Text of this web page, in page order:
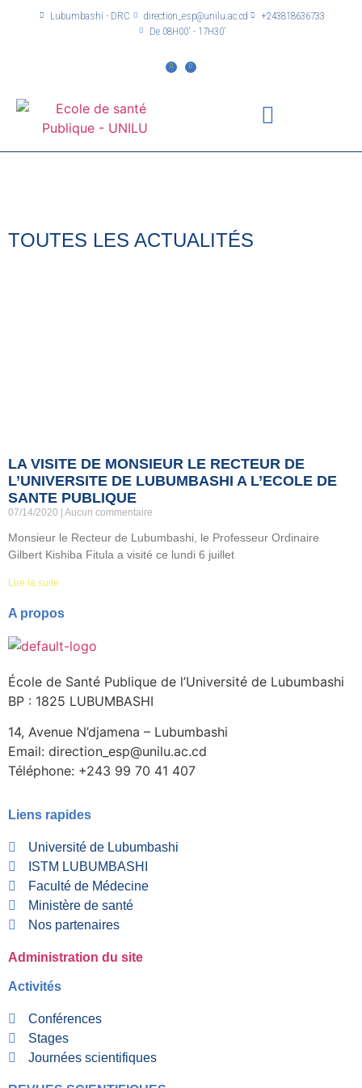
Lubumbashi - DRC direction_esp@unilu.ac.cd
+243818636733
De 08H00' - 17H30'
TOUTES LES ACTUALITÉS
LA VISITE DE MONSIEUR LE RECTEUR DE
L’UNIVERSITE DE LUBUMBASHI A L’ECOLE DE
SANTE PUBLIQUE
07/14/2020 Aucun commentaire
Monsieur le Recteur de Lubumbashi, le Professeur Ordinaire
Gilbert Kishiba Fitula a visité ce lundi 6 juillet
Lire la suite
A propos
École de Santé Publique de l’Université de Lubumbashi
BP : 1825 LUBUMBASHI
14, Avenue N’djamena – Lubumbashi
Email: direction_esp@unilu.ac.cd
Téléphone: +243 99 70 41 407
Liens rapides
Université de Lubumbashi
ISTM LUBUMBASHI
Faculté de Médecine
Ministère de santé
Nos partenaires
Administration du site
Activités
Conférences
Stages
Journées scientifiques